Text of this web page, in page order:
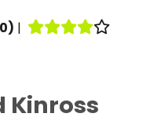
) |
Kinross